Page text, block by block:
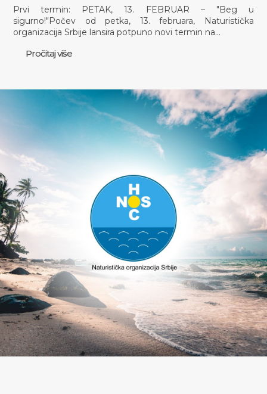
Prvi termin: PETAK, 13. FEBRUAR – "Beg u
sigurno!"Počev od petka, 13. februara, Naturistička
organizacija Srbije lansira potpuno novi termin na…
Pročitaj više